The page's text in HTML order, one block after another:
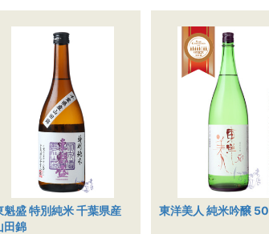
魁盛 特別純米 千葉県産
田錦
東洋美人 純米吟醸 50